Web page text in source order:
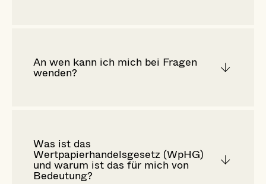
An wen kann ich mich bei Fragen
wenden?
Was ist das
Wertpapierhandelsgesetz (WpHG)
und warum ist das für mich von
Bedeutung?